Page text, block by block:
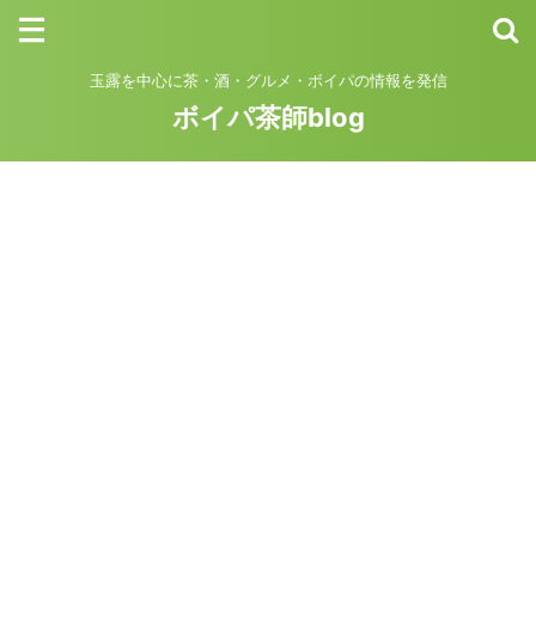
玉露を中心に茶・酒・グルメ・ボイパの情報を発信
ボイパ茶師blog